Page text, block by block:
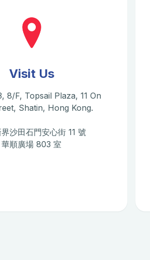
Visit Us
8/F, Topsail Plaza, 11 On
Shatin, Hong Kong.
沙田石門安心街 11 號
華順廣場 803 室